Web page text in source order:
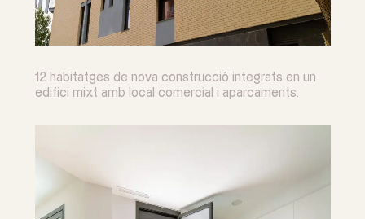
12 habitatges de nova construcció integrats en un
edifici mixt amb local comercial i aparcaments.